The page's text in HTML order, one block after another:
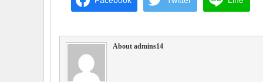
About admins14